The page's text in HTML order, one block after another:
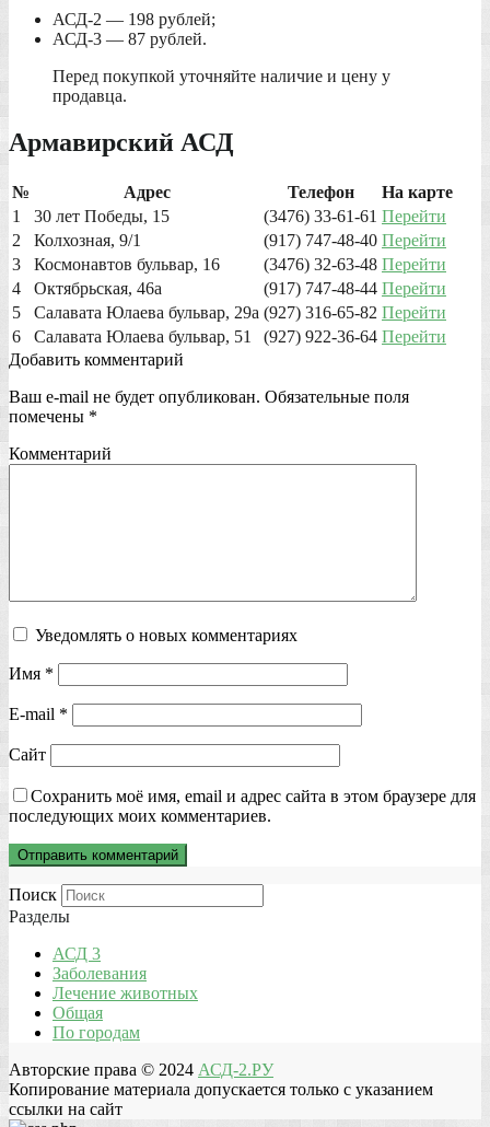
АСД-2 — 198 рублей;
АСД-3 — 87 рублей.
Перед покупкой уточняйте наличие и цену у
продавца.
Армавирский АСД
№ Адрес Телефон
На карте
1
30 лет Победы, 15 (3476) 33-61-61 Перейти
2
Колхозная, 9/1 (917) 747-48-40 Перейти
3
Космонавтов бульвар, 16 (3476) 32-63-48 Перейти
4
Октябрьская, 46а (917) 747-48-44 Перейти
5
Салавата Юлаева бульвар, 29а (927) 316-65-82 Перейти
6
Салавата Юлаева бульвар, 51 (927) 922-36-64 Перейти
Добавить комментарий
Ваш e-mail не будет опубликован. Обязательные поля
помечены *
Комментарий
Уведомлять о новых комментариях
Имя *
E-mail *
Сайт
Сохранить моё имя, email и адрес сайта в этом браузере для
последующих моих комментариев.
Поиск
Разделы
АСД 3
Заболевания
Лечение животных
Общая
По городам
Авторские права © 2024 АСД-2.РУ
Копирование материала допускается только с указанием
ссылки на сайт